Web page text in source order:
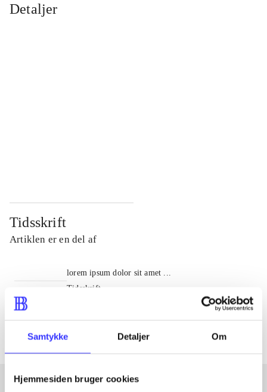
Samtykke Detaljer Om
Hjemmesiden bruger cookies
Detaljer
Tidsskrift
Artiklen er en del af
lorem ipsum dolor sit amet ...
Tidsskrift
Artiklerne i